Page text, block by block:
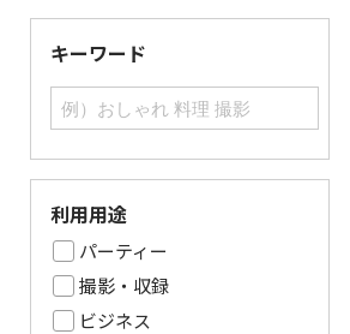
キーワード
利用用途
パーティー
撮影・収録
ビジネス